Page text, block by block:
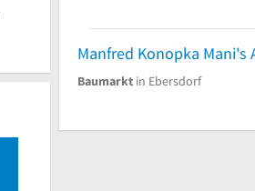
Baumarkt in Ebersdorf